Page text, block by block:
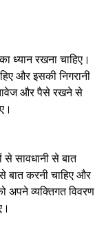
ध्यान रखना चाहिए।
और इसकी निगरानी
और पैसे रखने से
सावधानी से बात
बात करनी चाहिए और
अपने व्यक्तिगत विवरण